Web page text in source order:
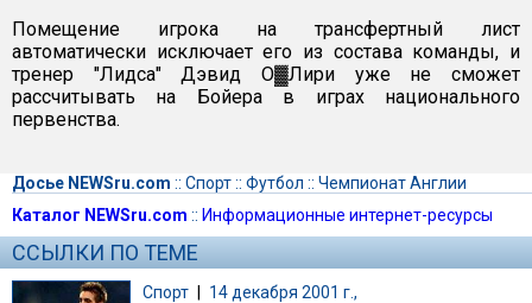
Помещение игрока на трансфертный лист
автоматически исключает его из состава команды, и
тренер "Лидса" Дэвид О▓Лири уже не сможет
рассчитывать на Бойера в играх национального
первенства.
Досье NEWSru.com :: Спорт:: Футбол :: Чемпионат Англии
Каталог NEWSru.com :: Информационные интернет-ресурсы
ССЫЛКИ ПО ТЕМЕ
Спорт | 14 декабря 2001 г.,